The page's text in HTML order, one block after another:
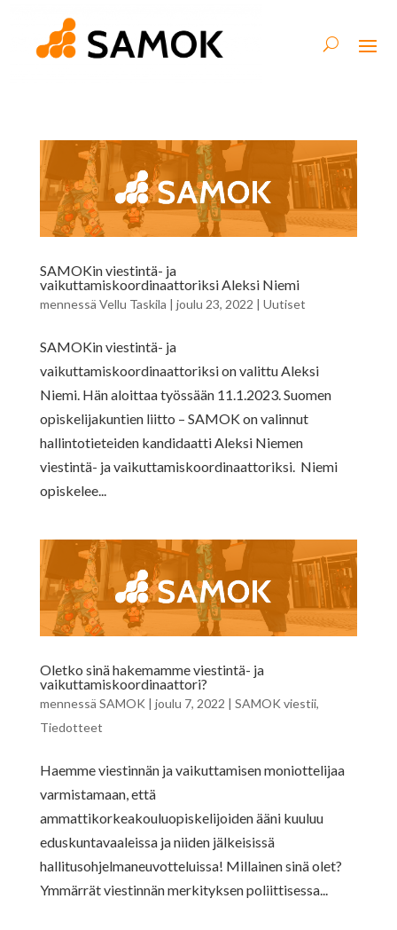
SAMOKin viestintä- ja
vaikuttamiskoordinaattoriksi Aleksi Niemi
mennessä Vellu Taskila | joulu 23, 2022 | Uutiset
SAMOKin viestintä- ja
vaikuttamiskoordinaattoriksi on valittu Aleksi
Niemi. Hän aloittaa työssään 11.1.2023. Suomen
opiskelijakuntien liitto – SAMOK on valinnut
hallintotieteiden kandidaatti Aleksi Niemen
viestintä- ja vaikuttamiskoordinaattoriksi. Niemi
opiskelee...
Oletko sinä hakemamme viestintä- ja
vaikuttamiskoordinaattori?
mennessä SAMOK | joulu 7, 2022 | SAMOK viestii,
Tiedotteet
Haemme viestinnän ja vaikuttamisen moniottelijaa
varmistamaan, että
ammattikorkeakouluopiskelijoiden ääni kuuluu
eduskuntavaaleissa ja niiden jälkeisissä
hallitusohjelmaneuvotteluissa! Millainen sinä olet?
Ymmärrät viestinnän merkityksen poliittisessa...